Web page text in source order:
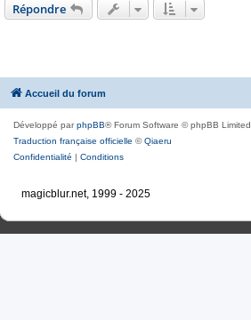
Répondre
Accueil du forum
Développé parphpBB® Forum Software © phpBB Limited
Traduction française officielle ©Qiaeru
Confidentialité | Conditions
magicblur.net, 1999 - 2025